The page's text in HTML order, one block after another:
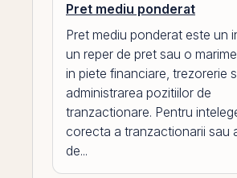
Pret mediu ponderat
Pret mediu ponderat este un
un reper de pret sau o
in piete financiare, trezorerie
administrarea pozitiilor de
tranzactionare. Pentru
corecta a tranzactionarii sau
de...